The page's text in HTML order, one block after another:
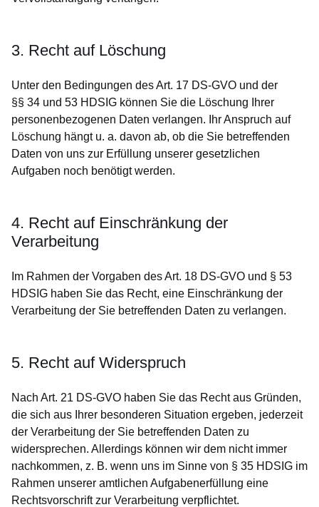
3. Recht auf Löschung
Unter den Bedingungen des Art. 17 DS-GVO und der
§§ 34 und 53 HDSIG können Sie die Löschung Ihrer
personenbezogenen Daten verlangen. Ihr Anspruch auf
Löschung hängt u. a. davon ab, ob die Sie betreffenden
Daten von uns zur Erfüllung unserer gesetzlichen
Aufgaben noch benötigt werden.
4. Recht auf Einschränkung der
Verarbeitung
Im Rahmen der Vorgaben des Art. 18 DS-GVO und § 53
HDSIG haben Sie das Recht, eine Einschränkung der
Verarbeitung der Sie betreffenden Daten zu verlangen.
5. Recht auf Widerspruch
Nach Art. 21 DS-GVO haben Sie das Recht aus Gründen,
die sich aus Ihrer besonderen Situation ergeben, jederzeit
der Verarbeitung der Sie betreffenden Daten zu
widersprechen. Allerdings können wir dem nicht immer
nachkommen, z. B. wenn uns im Sinne von § 35 HDSIG im
Rahmen unserer amtlichen Aufgabenerfüllung eine
Rechtsvorschrift zur Verarbeitung verpflichtet.